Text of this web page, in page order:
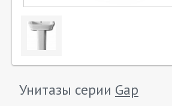
Унитазы серии Gap